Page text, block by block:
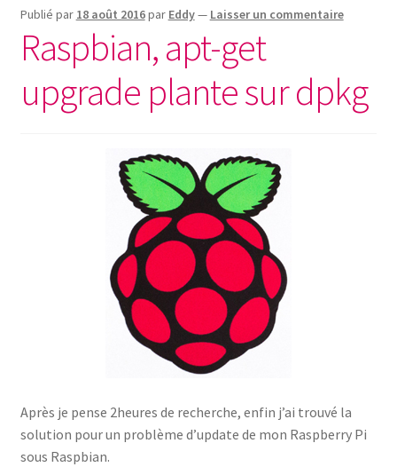
Publié par 18 août 2016par Eddy— Laisser un commentaire
Raspbian, apt-get
upgrade plante sur dpkg
Après je pense 2heures de recherche, enfin j’ai trouvé la
solution pour un problème d’update de mon Raspberry Pi
sous Raspbian.